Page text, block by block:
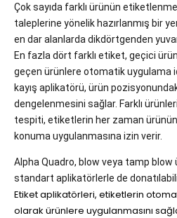
Çok sayıda farklı ürünün
taleplerine yönelik hazırlanmış bir
en dar alanlarda dikdörtgenden
En fazla dört farklı etiket, geçici
geçen ürünlere otomatik uygulama
kayış aplikatörü, ürün
dengelenmesini sağlar. Farklı
tespiti, etiketlerin her zaman
konuma uygulanmasına izin verir.
Alpha Quadro, blow veya tamp blow
standart aplikatörlerle de
Etiket aplikatörleri, etiketlerin
olarak ürünlere uygulanmasını